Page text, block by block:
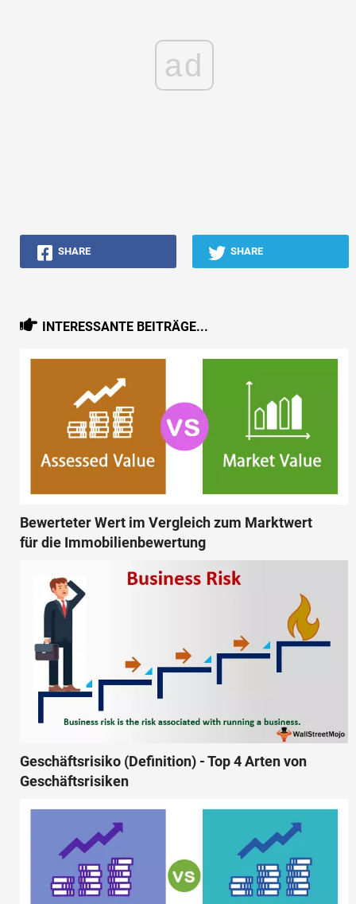
ad
SHARE SHARE
INTERESSANTE BEITRÄGE...
Bewerteter Wert im Vergleich zum Marktwert
für die Immobilienbewertung
Geschäftsrisiko (Definition) - Top 4 Arten von
Geschäftsrisiken